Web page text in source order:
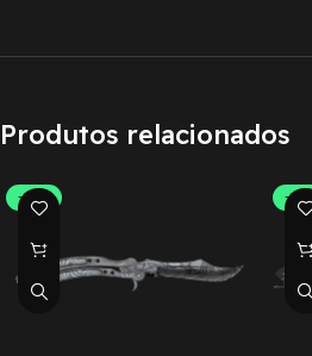
Produtos relacionados
-30% -